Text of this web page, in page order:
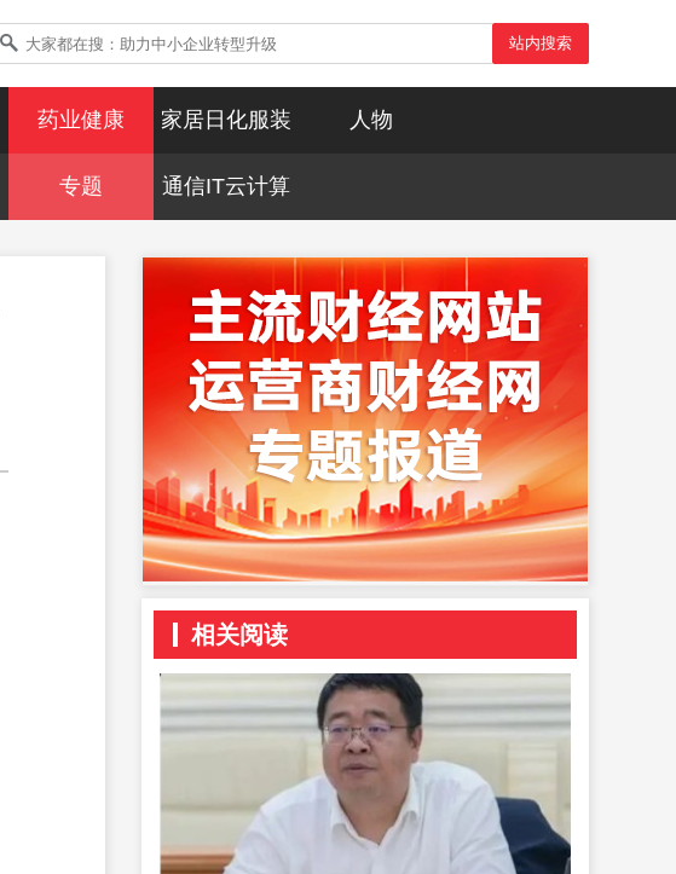
站内搜索
药业健康 家居日化服装 人物
专题 通信IT云计算
相关阅读